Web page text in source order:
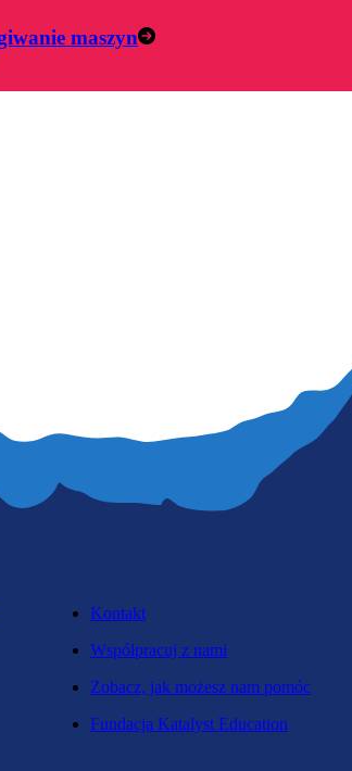
maszyn
Kontakt
Współpracuj z nami
Zobacz, jak możesz nam pomóc
Fundacja Katalyst Education